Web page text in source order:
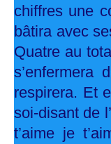
chiffres une
bâtira avec
Quatre au
s’enfermera
respirera. Et
soi-disant de
t’aime je